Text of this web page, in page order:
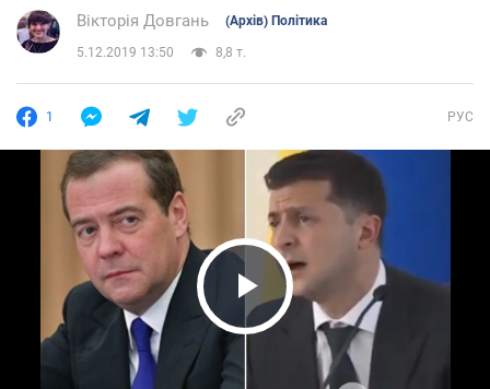
Вікторія Довгань (Архів) Політика
5.12.2019 13:50 8,8 т.
1 РУС
Play Video